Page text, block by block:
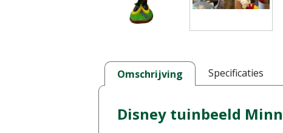
Omschrijving Specificaties
Disney tuinbeeld